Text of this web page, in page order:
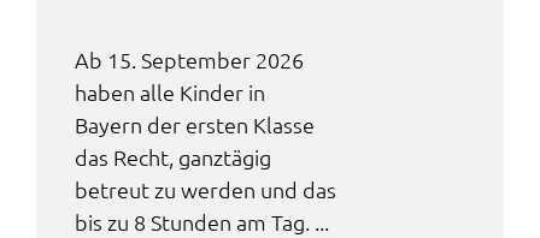
Ab 15. Septem­ber 2026
haben alle Kinder in
Bayern der ersten Klas­se
das Recht, ganz­tä­gig
betreut zu werden und das
bis zu 8 Stun­den am Tag. ...